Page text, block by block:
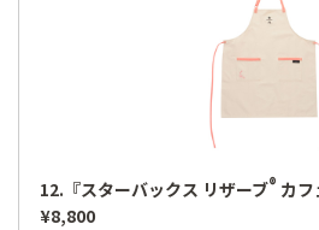
12.『スターバックス リザーブ® カフ
¥8,800